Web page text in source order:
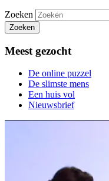
Zoeken
Zoeken
Meest gezocht
De online puzzel
De slimste mens
Een huis vol
Nieuwsbrief